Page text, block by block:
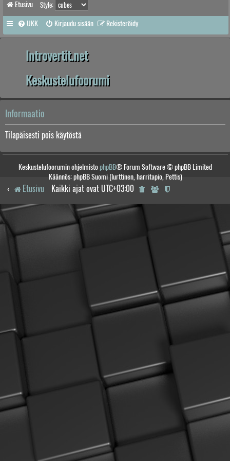
Etusivu Style:
UKK Kirjaudu sisään Rekisteröidy
Introvertit.net
Keskustelufoorumi
Informaatio
Tilapäisesti pois käytöstä
Keskustelufoorumin ohjelmistophpBB® Forum Software © phpBB Limited
Käännös: phpBB Suomi (lurttinen, harritapio, Pettis)
Etusivu Kaikki ajat ovat UTC+03:00